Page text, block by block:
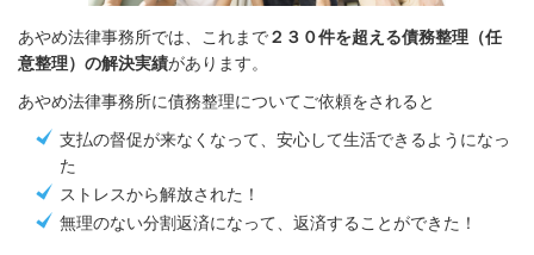
あやめ法律事務所では、これまで２３０件を超える債務整理（任
意整理）の解決実績があります。
あやめ法律事務所に債務整理についてご依頼をされると
支払の督促が来なくなって、安心して生活できるようになっ
た
ストレスから解放された！
無理のない分割返済になって、返済することができた！